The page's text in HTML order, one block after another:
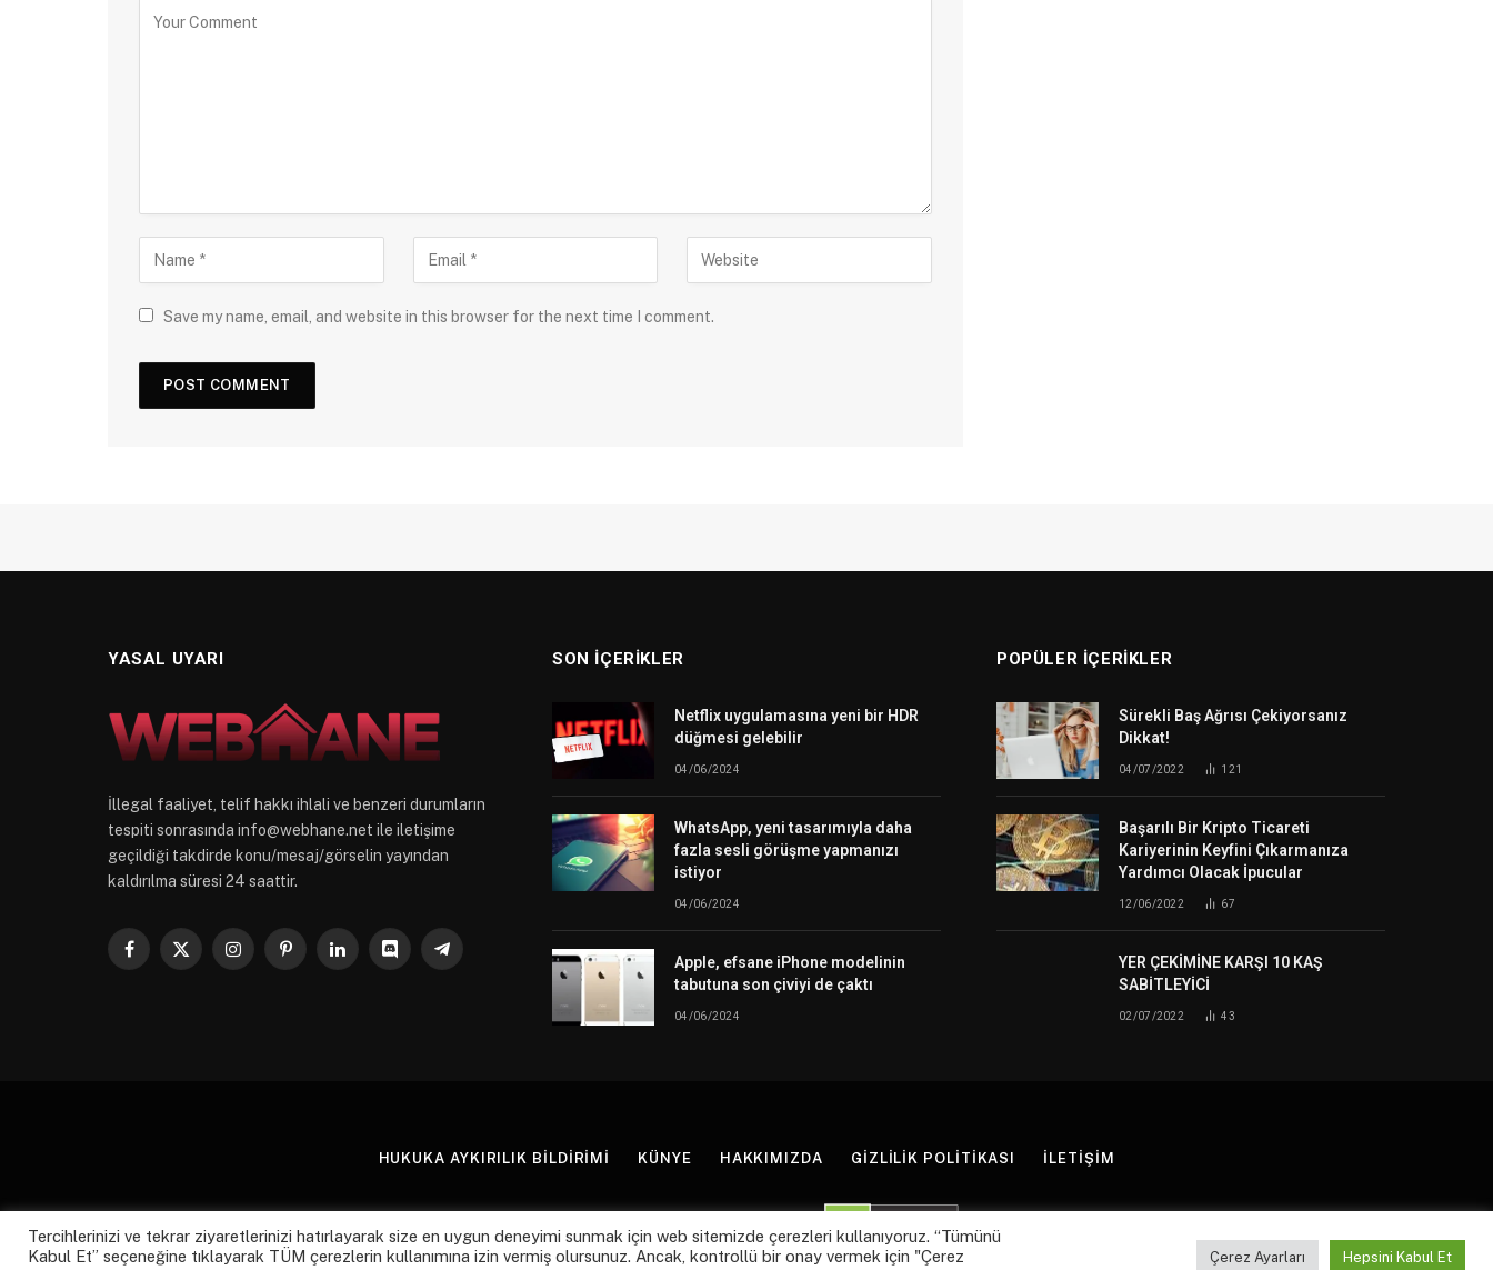
Save my name, email, and website in this browser for the next time I comment.
YASAL UYARI
İllegal faaliyet, telif hakkı ihlali ve benzeri durumların
tespiti sonrasında info@webhane.net ile iletişime
geçildiği takdirde konu/mesaj/görselin yayından
kaldırılma süresi 24 saattir.
Facebook
X
InstagramPinterestLinkedInDiscordTelegram
SON İÇERIKLER
Netflix uygulamasına yeni bir HDR
düğmesi gelebilir
04/06/2024
WhatsApp, yeni tasarımıyla daha
fazla sesli görüşme yapmanızı
istiyor
04/06/2024
Apple, efsane iPhone modelinin
tabutuna son çiviyi de çaktı
04/06/2024
POPÜLER İÇERIKLER
Sürekli Baş Ağrısı Çekiyorsanız
Dikkat!
04/07/2022 121
Başarılı Bir Kripto Ticareti
Kariyerinin Keyfini Çıkarmanıza
Yardımcı Olacak İpucular
12/06/2022 67
YER ÇEKİMİNE KARŞI 10 KAŞ
SABİTLEYİCİ
02/07/2022 43
HUKUKA AYKIRILIK BILDIRIMI KÜNYE HAKKIMIZDA GIZLILIK POLITIKASI İLETIŞIM
Tercihlerinizi ve tekrar ziyaretlerinizi hatırlayarak size en uygun deneyimi sunmak için web sitemizde çerezleri kullanıyoruz. “Tümünü
Kabul Et” seçeneğine tıklayarak TÜM çerezlerin kullanımına izin vermiş olursunuz. Ancak, kontrollü bir onay vermek için "Çerez
Çerez Ayarları Hepsini Kabul Et